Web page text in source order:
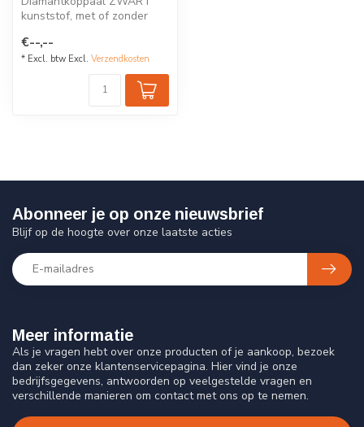
kunststof, met of zonder
€--,--
* Excl. btw Excl. Verzendkosten
Meer informatie
Als je vragen hebt over onze producten of je aankoop, bezoek
dan zeker onze klantenservicepagina. Hier vind je onze
bedrijfsgegevens, antwoorden op veelgestelde vragen en
verschillende manieren om contact met ons op te nemen.
Abonneer je op onze nieuwsbrief
Blijf op de hoogte over onze laatste acties